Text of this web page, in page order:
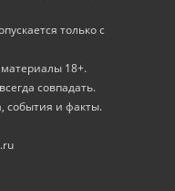
только с
18+.
совпадать.
события и факты.